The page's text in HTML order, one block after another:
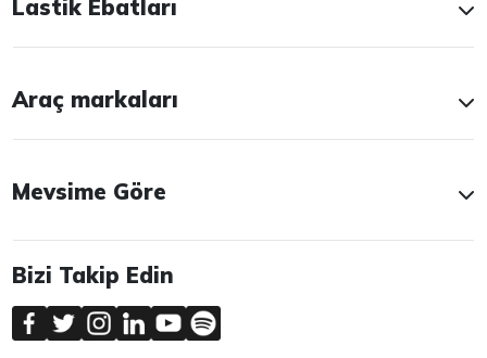
Lastik Ebatları
Araç markaları
Mevsime Göre
Bizi Takip Edin